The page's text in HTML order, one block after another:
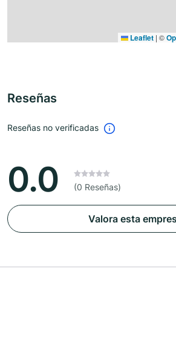
Leaflet | ©
Reseñas
Reseñas no verificadas
0.0 (0 Reseñas)
Valora esta